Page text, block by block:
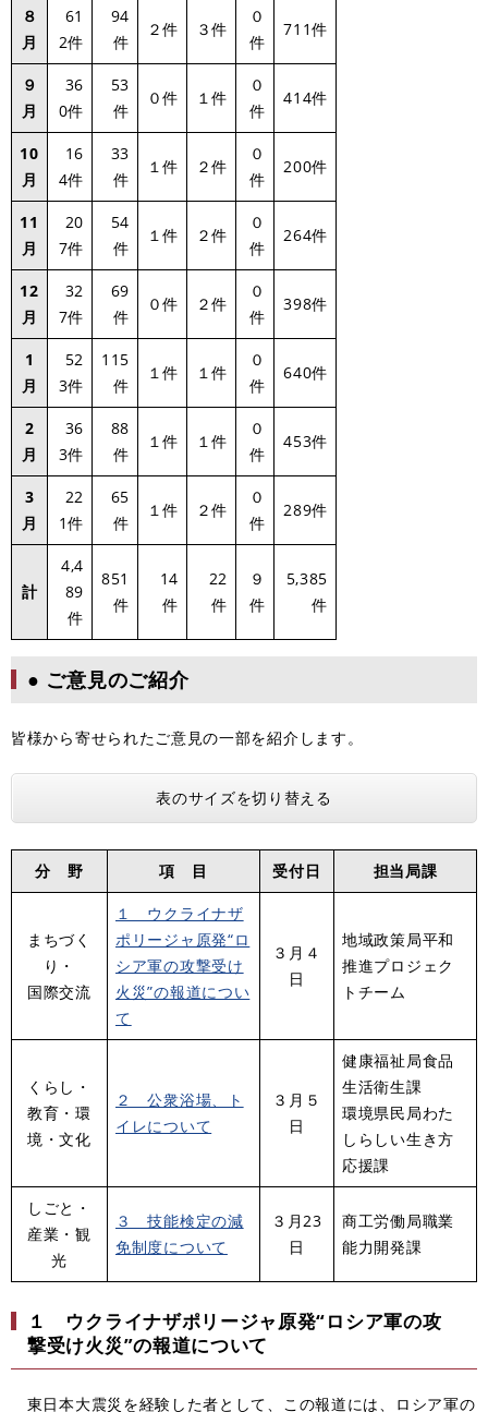
８
月
61
2件
94
件
２件 ３件
０
件
711件
９
月
36
0件
53
件
０件 １件
０
件
414件
10
月
16
4件
33
件
１件 ２件
０
件
200件
11
月
20
7件
54
件
１件 ２件
０
件
264件
12
月
32
7件
69
件
０件 ２件
０
件
398件
1
月
52
3件
115
件
１件 １件
０
件
640件
2
月
36
3件
88
件
１件 １件
０
件
453件
3
月
22
1件
65
件
１件 ２件
０
件
289件
計
4,4
89
件
851
件
14
件
22
件
９
件
5,385
件
● ご意見のご紹介
皆様から寄せられたご意見の一部を紹介します。
表のサイズを切り替える
分 野 項 目 受付日 担当局課
まちづく
り・
国際交流
１ ウクライナザ
ポリージャ原発“ロ
シア軍の攻撃受け
火災”の報道につい
て
３月４
日
地域政策局平和
推進プロジェク
トチーム
くらし・
教育・環
境・文化
２ 公衆浴場、ト
イレについて
３月５
日
健康福祉局食品
生活衛生課
環境県民局わた
しらしい生き方
応援課
しごと・
産業・観
光
３ 技能検定の減
免制度について
３月23
日
商工労働局職業
能力開発課
１ ウクライナザポリージャ原発“ロシア軍の攻
撃受け火災”の報道について
東日本大震災を経験した者として、この報道には、ロシア軍の